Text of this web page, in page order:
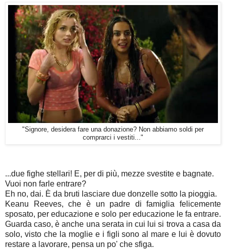
"Signore, desidera fare una donazione? Non abbiamo soldi per
comprarci i vestiti..."
...due fighe stellari! E, per di più, mezze svestite e bagnate.
Vuoi non farle entrare?
Eh no, dai. È da bruti lasciare due donzelle sotto la pioggia.
Keanu Reeves, che è un padre di famiglia felicemente
sposato, per educazione e solo per educazione le fa entrare.
Guarda caso, è anche una serata in cui lui si trova a casa da
solo, visto che la moglie e i figli sono al mare e lui è dovuto
restare a lavorare, pensa un po' che sfiga.